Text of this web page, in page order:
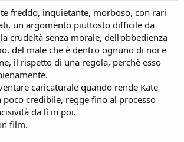
freddo, inquietante, morboso, con rari
un argomento piuttosto difficile da
crudeltà senza morale, dell'obbedienza
del male che è dentro ognuno di noi e
il rispetto di una regola, perchè esso
caricaturale quando rende Kate
poco credibile, regge fino al processo
da lì in poi.
film.